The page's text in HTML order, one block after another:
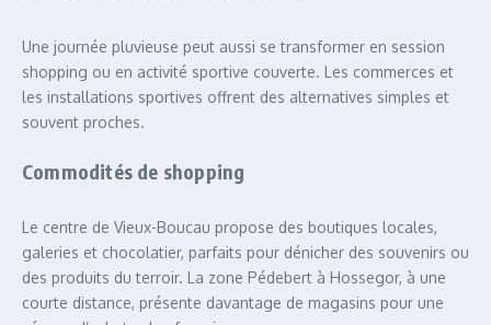
Une journée pluvieuse peut aussi se transformer en session
shopping ou en activité sportive couverte. Les commerces et
les installations sportives offrent des alternatives simples et
souvent proches.
Commodités de shopping
Le centre de Vieux-Boucau propose des boutiques locales,
galeries et chocolatier, parfaits pour dénicher des souvenirs ou
des produits du terroir. La zone Pédebert à Hossegor, à une
courte distance, présente davantage de magasins pour une